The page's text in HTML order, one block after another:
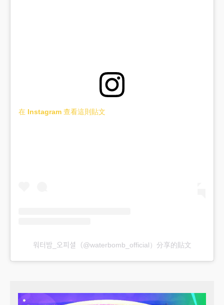
在 Instagram 查看這則貼文
워터밤_오피셜（@waterbomb_official）分享的貼文